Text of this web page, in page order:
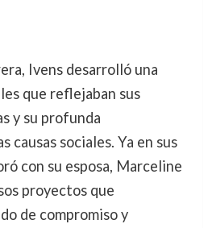
Ivens desarrolló una
que reflejaban sus
y su profunda
causas sociales. Ya en sus
con su esposa, Marceline
proyectos que
de compromiso y